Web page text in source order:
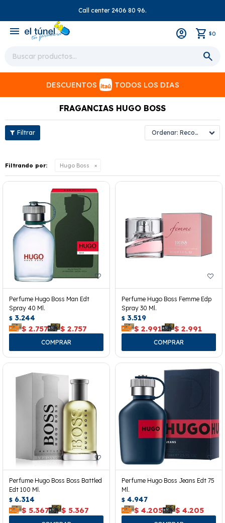
Call center 2406 80 96.
menu $0
DESCUENTOS TODOS LOS DIAS
FRAGANCIAS HUGO BOSS
Recomendados
Filtrando por: Hugo Boss
Perfume Hugo Boss Man Edt
Spray 40 Ml.
$ 3.244
$ 2.757 $ 2.757
Perfume Hugo Boss Femme Edp
Spray 30 Ml.
$ 3.519
$ 2.991 $ 2.991
Perfume Hugo Boss Boss Battled
Edt 100 Ml.
$ 6.314
$ 5.367 $ 5.367
Perfume Hugo Boss Jeans Edt 75
Ml.
$ 4.947
$ 4.205 $ 4.205
close